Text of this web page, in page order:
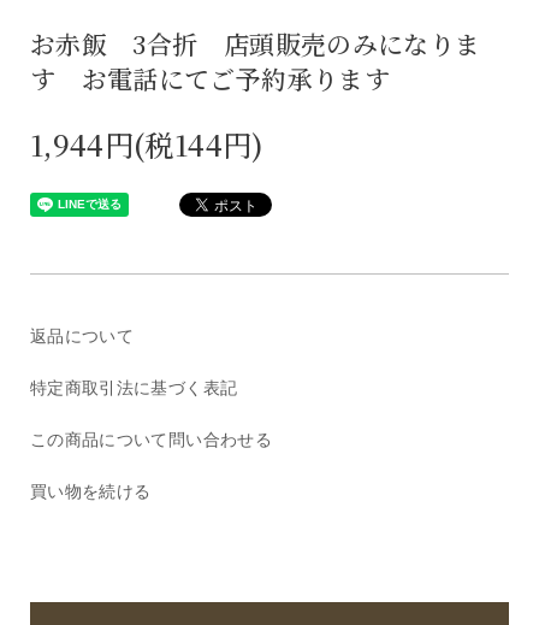
お赤飯 3合折 店頭販売のみになりま
す お電話にてご予約承ります
1,944円(税144円)
返品について
特定商取引法に基づく表記
この商品について問い合わせる
買い物を続ける